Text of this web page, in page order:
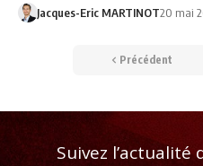
Jacques-Eric MARTINOT20 mai
Précédent
Suivez l’actualité